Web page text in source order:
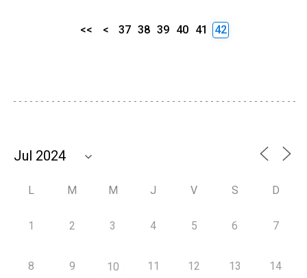
<< < 37 38 39 40 41 42
L M M J V S D
1 2 3 4 5 6 7
8 9 10 11 12 13 14